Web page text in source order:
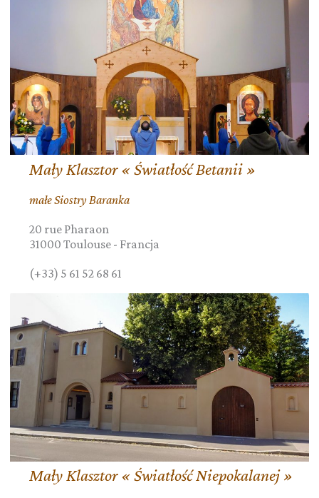
Mały Klasztor « Światłość Betanii »
małe Siostry Baranka
20 rue Pharaon
31000 Toulouse - Francja
(+33) 5 61 52 68 61
Mały Klasztor « Światłość Niepokalanej »